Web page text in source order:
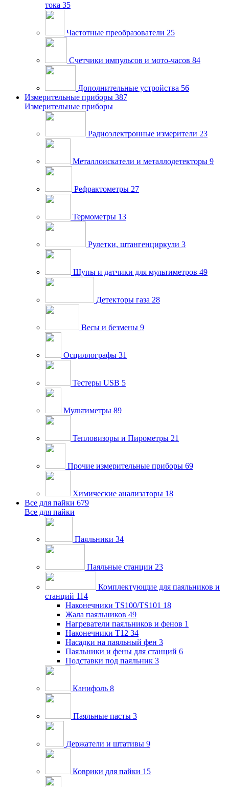
тока 35
Частотные преобразователи 25
Счетчики импульсов и мото-часов 84
Дополнительные устройства 56
Измерительные приборы 387
Измерительные приборы
Радиоэлектронные измерители 23
Металлоискатели и металлодетекторы 9
Рефрактометры 27
Термометры 13
Рулетки, штангенциркули 3
Щупы и датчики для мультиметров 49
Детекторы газа 28
Весы и безмены 9
Осциллографы 31
Тестеры USB 5
Мультиметры 89
Тепловизоры и Пирометры 21
Прочие измерительные приборы 69
Химические анализаторы 18
Все для пайки 679
Все для пайки
Паяльники 34
Паяльные станции 23
Комплектующие для паяльников и
станций 114
Наконечники TS100/TS101 18
Жала паяльников 49
Нагреватели паяльников и фенов 1
Наконечники T12 34
Насадки на паяльный фен 3
Паяльники и фены для станций 6
Подставки под паяльник 3
Канифоль 8
Паяльные пасты 3
Держатели и штативы 9
Коврики для пайки 15